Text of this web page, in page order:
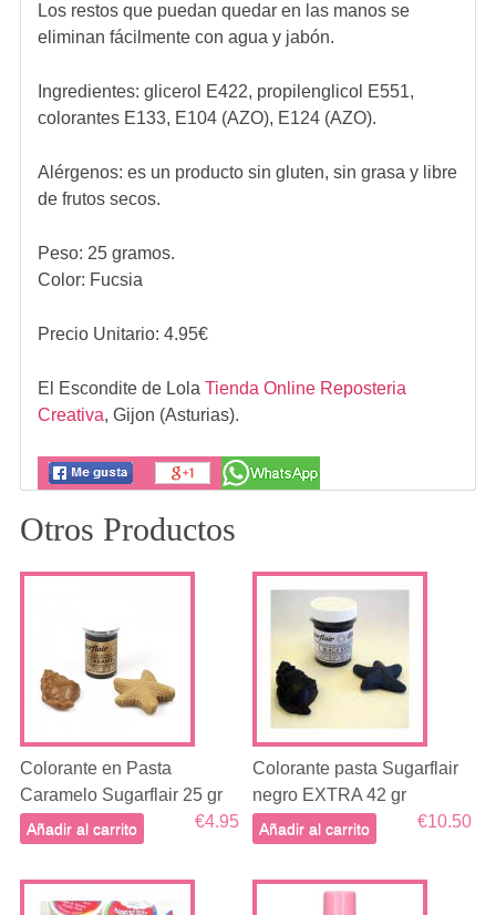
Los restos que puedan quedar en las manos se
eliminan fácilmente con agua y jabón.
Ingredientes: glicerol E422, propilenglicol E551,
colorantes E133, E104 (AZO), E124 (AZO).
Alérgenos: es un producto sin gluten, sin grasa y libre
de frutos secos.
Peso: 25 gramos.
Color: Fucsia
Precio Unitario: 4.95€
El Escondite de Lola Tienda Online Reposteria
Creativa, Gijon (Asturias).
Otros Productos
Colorante en Pasta
Caramelo Sugarflair 25 gr
€4.95
Añadir al carrito
Colorante pasta Sugarflair
negro EXTRA 42 gr
€10.50
Añadir al carrito